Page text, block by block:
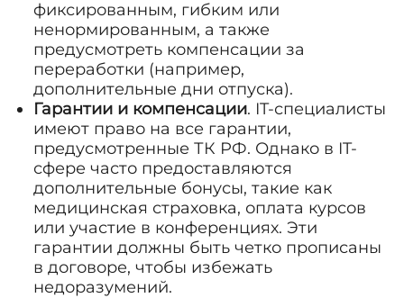
фиксированным, гибким или
ненормированным, а также
предусмотреть компенсации за
переработки (например,
дополнительные дни отпуска).
Гарантии и компенсации. IT-специалисты
имеют право на все гарантии,
предусмотренные ТК РФ. Однако в IT-
сфере часто предоставляются
дополнительные бонусы, такие как
медицинская страховка, оплата курсов
или участие в конференциях. Эти
гарантии должны быть четко прописаны
в договоре, чтобы избежать
недоразумений.